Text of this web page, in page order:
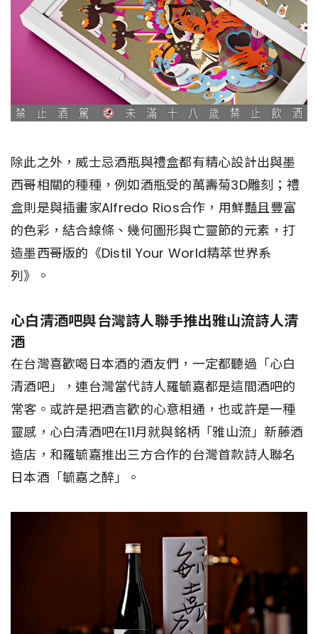
除此之外，威士忌酒瓶與禮盒都有精心設計出與墨
西哥相關的種種，例如酒瓶受的萬壽菊3D雕刻；禮
盒則是與插畫家Alfredo Rios合作，用鮮豔且豐富
的色彩，結合線條、幾何圖形與亡靈節的元素，打
造墨西哥版的《Distil Your World精萃世界系
列》。
心白清酒吧與台灣詩人聯手推出雅山流詩人清
酒
在台灣喜歡喝日本酒的酒友們，一定都聽過「心白
清酒吧」，連台灣當代詩人羅毓嘉都是這間酒吧的
常客。或許是把酒言歡的心意相通，也或許是一種
靈感，心白清酒吧在11月就與銘柄「雅山流」新藤酒
造店，和羅毓嘉推出三方合作的台灣首款詩人聯名
日本酒「毓嘉之醉」。